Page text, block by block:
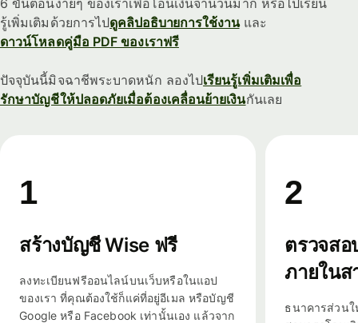
6 ขั้นตอนง่ายๆ ของเราเพื่อโอนเงินจำนวนมาก หรือไปเรียน
รู้เพิ่มเติมด้วยการไปดูคลิปอธิบายการใช้งานและ
ดาวน์โหลดคู่มือ PDF ของเราฟรี
ปัจจุบันนี้มิจฉาชีพระบาดหนัก ลองไปเรียนรู้เพิ่มเติมเพื่อ
รักษาบัญชีให้ปลอดภัยเมื่อต้องเคลื่อนย้ายเงินกันเลย
1
สร้างบัญชี Wise ฟรี
ลงทะเบียนฟรีออนไลน์บนเว็บหรือในแอป
ของเรา ที่คุณต้องใช้ก็แค่ที่อยู่อีเมล หรือบัญชี
Google หรือ Facebook เท่านั้นเอง แล้วจาก
2
ตรวจสอ
ภายในส
ธนาคารส่วน